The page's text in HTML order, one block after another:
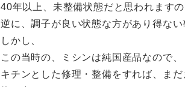
40年以上、未整備状態だと思われますの
逆に、調子が良い状態な方があり得ない
しかし、
この当時の、ミシンは純国産品なので、
キチンとした修理・整備をすれば、ま